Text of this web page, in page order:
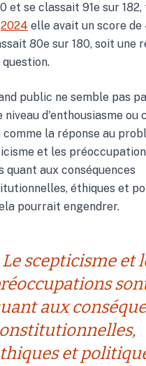
et se classait 91e sur 182,
2024 elle avait un score de
80e sur 180, soit une
public ne semble pas
niveau d'enthousiasme ou
comme la réponse au
et les
quant aux conséquences
éthiques et
pourrait engendrer.
Le scepticisme et
aux
et